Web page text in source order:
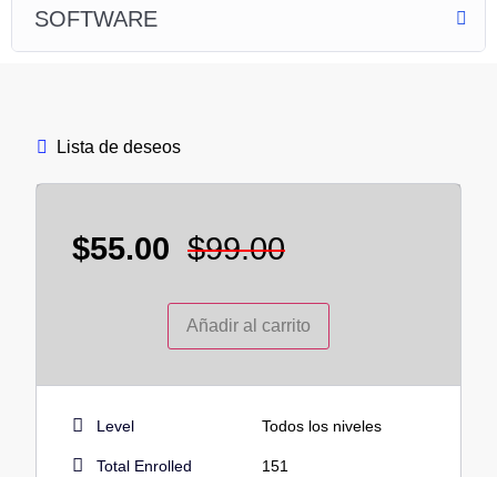
SOFTWARE
Lista de deseos
$55.00 $99.00
Añadir al carrito
Level Todos los niveles
Total Enrolled 151